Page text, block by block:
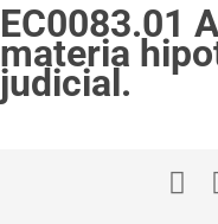
EC0083.01
materia
judicial.